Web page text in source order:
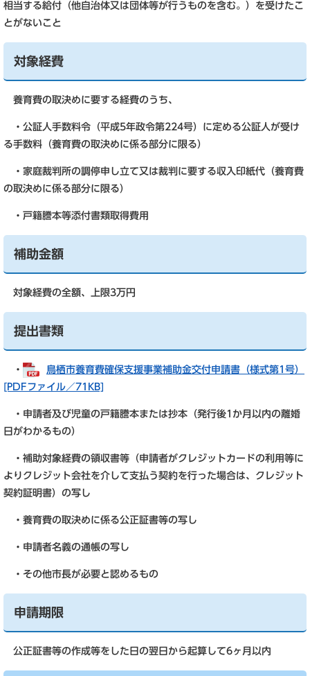
相当する給付（他自治体又は団体等が行うものを含む。）を受けたこ
とがないこと
対象経費
養育費の取決めに要する経費のうち、
・公証人手数料令（平成5年政令第224号）に定める公証人が受け
る手数料（養育費の取決めに係る部分に限る）
・家庭裁判所の調停申し立て又は裁判に要する収入印紙代（養育費
の取決めに係る部分に限る）
・戸籍謄本等添付書類取得費用
補助金額
対象経費の全額、上限3万円
提出書類
・
鳥栖市養育費確保支援事業補助金交付申請書（様式第1号）
[PDFファイル／71KB]
・申請者及び児童の戸籍謄本または抄本（発行後1か月以内の離婚
日がわかるもの）
・補助対象経費の領収書等（申請者がクレジットカードの利用等に
よりクレジット会社を介して支払う契約を行った場合は、クレジット
契約証明書）の写し
・養育費の取決めに係る公正証書等の写し
・申請者名義の通帳の写し
・その他市長が必要と認めるもの
申請期限
公正証書等の作成等をした日の翌日から起算して6ヶ月以内